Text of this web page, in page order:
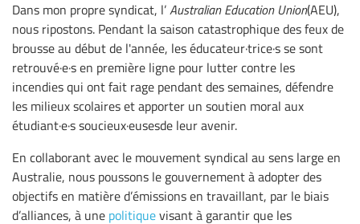
Dans mon propre syndicat, l’Australian Education Union(AEU),
nous ripostons. Pendant la saison catastrophique des feux de
brousse au début de l'année, les éducateur·trice·s se sont
retrouvé·e·s en première ligne pour lutter contre les
incendies qui ont fait rage pendant des semaines, défendre
les milieux scolaires et apporter un soutien moral aux
étudiant·e·s soucieux·eusesde leur avenir.
En collaborant avec le mouvement syndical au sens large en
Australie, nous poussons le gouvernement à adopter des
objectifs en matière d’émissions en travaillant, par le biais
d’alliances, à une politiquevisant à garantir que les